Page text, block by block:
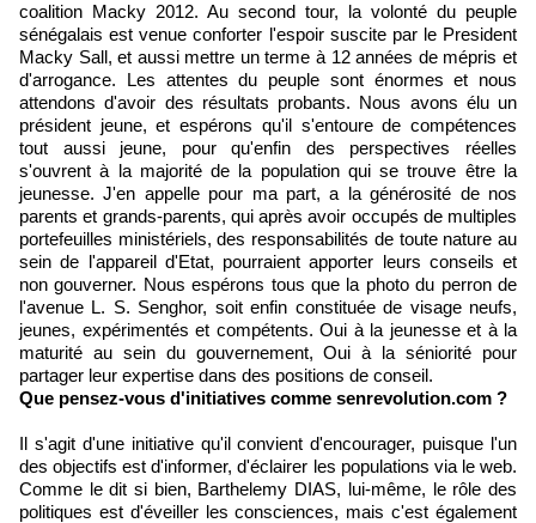
coalition Macky 2012. Au second tour, la volonté du peuple
sénégalais est venue conforter l'espoir suscite par le President
Macky Sall, et aussi mettre un terme à 12 années de mépris et
d'arrogance. Les attentes du peuple sont énormes et nous
attendons d'avoir des résultats probants. Nous avons élu un
président jeune, et espérons qu'il s'entoure de compétences
tout aussi jeune, pour qu'enfin des perspectives réelles
s'ouvrent à la majorité de la population qui se trouve être la
jeunesse. J'en appelle pour ma part, a la générosité de nos
parents et grands-parents, qui après avoir occupés de multiples
portefeuilles ministériels, des responsabilités de toute nature au
sein de l'appareil d'Etat, pourraient apporter leurs conseils et
non gouverner. Nous espérons tous que la photo du perron de
l'avenue L. S. Senghor, soit enfin constituée de visage neufs,
jeunes, expérimentés et compétents. Oui à la jeunesse et à la
maturité au sein du gouvernement, Oui à la séniorité pour
partager leur expertise dans des positions de conseil.
Que pensez-vous d'initiatives comme senrevolution.com ?
Il s'agit d'une initiative qu'il convient d'encourager, puisque l'un
des objectifs est d'informer, d'éclairer les populations via le web.
Comme le dit si bien, Barthelemy DIAS, lui-même, le rôle des
politiques est d'éveiller les consciences, mais c'est également